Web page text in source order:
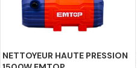
NETTOYEUR HAUTE PRESSION